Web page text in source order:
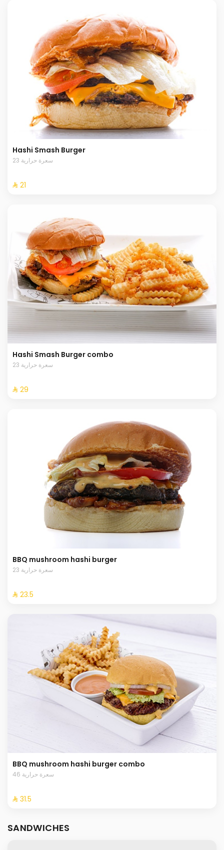
Hashi Smash Burger
23 سعرة حرارية
⁨⁦‪‬ 21⁩
Hashi Smash Burger combo
23 سعرة حرارية
⁨⁦‪‬ 29⁩
BBQ mushroom hashi burger
23 سعرة حرارية
⁨⁦‪‬ 23.5⁩
BBQ mushroom hashi burger combo
46 سعرة حرارية
⁨⁦‪‬ 31.5⁩
SANDWICHES